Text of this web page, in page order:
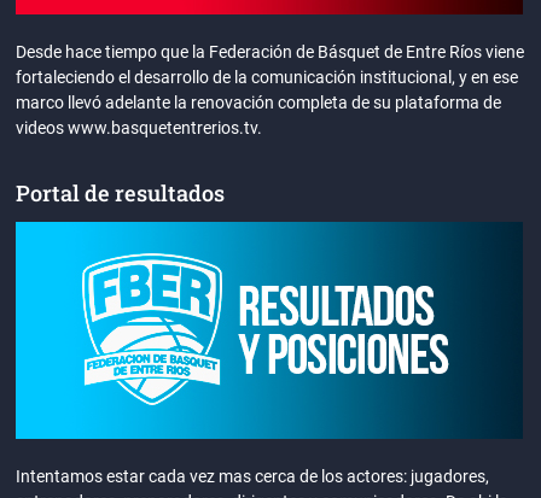
Desde hace tiempo que la Federación de Básquet de Entre Ríos viene
fortaleciendo el desarrollo de la comunicación institucional, y en ese
marco llevó adelante la renovación completa de su plataforma de
videos www.basquetentrerios.tv.
Portal de resultados
Intentamos estar cada vez mas cerca de los actores: jugadores,